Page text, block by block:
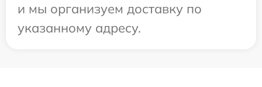
и мы организуем доставку по
указанному адресу.